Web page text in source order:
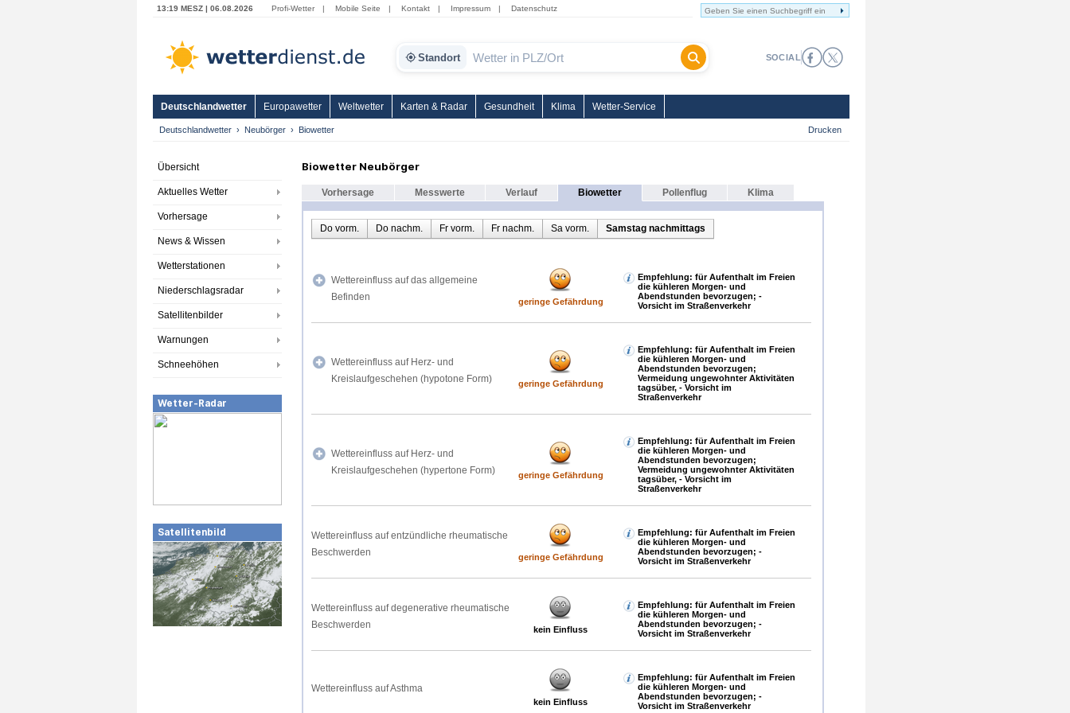
13:19 MESZ | 06.08.2026 Profi-Wetter | Mobile Seite | Kontakt | Impressum | Datenschutz
Standort SOCIAL
Deutschlandwetter Europawetter Weltwetter Karten & Radar Gesundheit Klima Wetter-Service
Deutschlandwetter Neubörger Biowetter Drucken
Übersicht
Aktuelles Wetter
Vorhersage
News & Wissen
Wetterstationen
Niederschlagsradar
Satellitenbilder
Warnungen
Schneehöhen
Wetter-Radar
Satellitenbild
Biowetter Neubörger
Vorhersage Messwerte Verlauf Biowetter Pollenflug Klima
Do vorm. Do nachm. Fr vorm. Fr nachm. Sa vorm. Samstag nachmittags
Wettereinfluss auf das allgemeine
Befinden
geringe Gefährdung
Empfehlung: für Aufenthalt im Freien
die kühleren Morgen- und
Abendstunden bevorzugen; -
Vorsicht im Straßenverkehr
Wettereinfluss auf Herz- und
Kreislaufgeschehen (hypotone Form)
geringe Gefährdung
Empfehlung: für Aufenthalt im Freien
die kühleren Morgen- und
Abendstunden bevorzugen;
Vermeidung ungewohnter Aktivitäten
tagsüber, - Vorsicht im
Straßenverkehr
Wettereinfluss auf Herz- und
Kreislaufgeschehen (hypertone Form)
geringe Gefährdung
Empfehlung: für Aufenthalt im Freien
die kühleren Morgen- und
Abendstunden bevorzugen;
Vermeidung ungewohnter Aktivitäten
tagsüber, - Vorsicht im
Straßenverkehr
Wettereinfluss auf entzündliche rheumatische
Beschwerden
geringe Gefährdung
Empfehlung: für Aufenthalt im Freien
die kühleren Morgen- und
Abendstunden bevorzugen; -
Vorsicht im Straßenverkehr
Wettereinfluss auf degenerative rheumatische
Beschwerden
kein Einfluss
Empfehlung: für Aufenthalt im Freien
die kühleren Morgen- und
Abendstunden bevorzugen; -
Vorsicht im Straßenverkehr
Wettereinfluss auf Asthma
kein Einfluss
Empfehlung: für Aufenthalt im Freien
die kühleren Morgen- und
Abendstunden bevorzugen; -
Vorsicht im Straßenverkehr